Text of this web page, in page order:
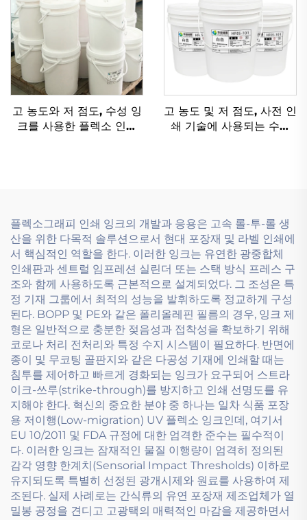
고 농도와 저 점도, 수성 잉
크를 사용한 플렉소 인쇄
고 농도 및 저 점도, 사전 인
쇄 기술에 사용되는 수성
플렉소그래피 인쇄 잉크의 개발과 응용은 고속 롤-투-롤 생
산을 위한 다목적 솔루션으로서 현대 포장재 및 라벨 인쇄에
서 핵심적인 역할을 한다. 이러한 잉크는 유연한 광중합체
인쇄판과 센트럴 임프레션 실린더 또는 스택 방식 프레스 구
조와 함께 사용하도록 근본적으로 설계되었다. 그 조성은 특
정 기재 그룹에서 최적의 성능을 발휘하도록 정교하게 구성
된다. BOPP 및 PE와 같은 폴리올레핀 필름의 경우, 잉크 제
형은 일반적으로 충분한 젖음성과 접착성을 확보하기 위해
코로나 처리 전처리와 특정 수지 시스템이 필요하다. 반면에
종이 및 무코팅 골판지와 같은 다공성 기재에 인쇄할 때는
침투를 제어하고 빠르게 경화되는 잉크가 요구되어 스트라
이크-쓰루(strike-through)를 방지하고 인쇄 선명도를 유
지해야 한다. 혁신의 중요한 분야 중 하나는 일차 식품 포장
용 저이행(Low-migration) UV 플렉소 잉크인데, 여기서
EU 10/2011 및 FDA 규정에 대한 엄격한 준수는 필수적이
다. 이러한 잉크는 잠재적인 물질 이행량이 엄격히 정의된
감각 영향 한계치(Sensorial Impact Thresholds) 이하로
유지되도록 특별히 선정된 광개시제와 원료를 사용하여 제
조된다. 실제 사례로는 간식류의 유연 포장재 제조업체가 열
밀봉 공정을 견디고 고광택의 매력적인 마감을 제공하면서